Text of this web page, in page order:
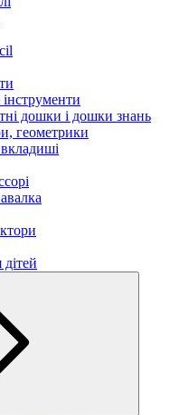
дошки і дошки знань
геометрики